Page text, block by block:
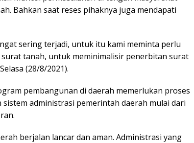
Bahkan saat reses pihaknya juga mendapati
sering terjadi, untuk itu kami meminta perlu
tanah, untuk meminimalisir penerbitan surat
(28/8/2021).
pembangunan di daerah memerlukan proses
administrasi pemerintah daerah mulai dari
berjalan lancar dan aman. Administrasi yang